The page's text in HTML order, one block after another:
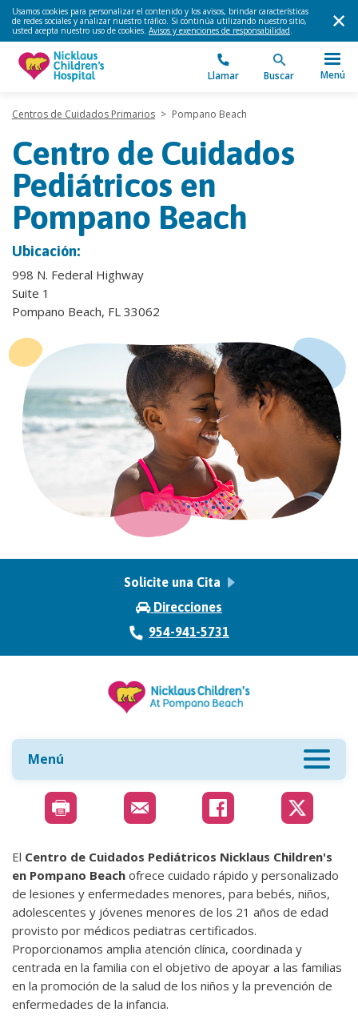
Usamos cookies para personalizar el contenido y los avisos, brindar características
de redes sociales y analizar nuestro tráfico. Si continúa utilizando nuestro sitio,
usted acepta nuestro uso de cookies. Avisos y exenciones de responsabilidad.
Llamar Buscar Menú
Centros de Cuidados Primarios > Pompano Beach
Centro de Cuidados
Pediátricos en
Pompano Beach
Ubicación:
998 N. Federal Highway
Suite 1
Pompano Beach, FL 33062
Solicite una Cita
Direcciones
954-941-5731
Menú
El Centro de Cuidados Pediátricos Nicklaus Children's
en Pompano Beach ofrece cuidado rápido y personalizado
de lesiones y enfermedades menores, para bebés, niños,
adolescentes y jóvenes menores de los 21 años de edad
provisto por médicos pediatras certificados.
Proporcionamos amplia atención clínica, coordinada y
centrada en la familia con el objetivo de apoyar a las familias
en la promoción de la salud de los niños y la prevención de
enfermedades de la infancia.